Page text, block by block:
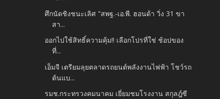
ศึกนัดชิงชนะเลิศ "สพฐ.-เอ.พี. ฮอนด้า วิ่ง 31 ขา
สา...
ออกไปใช้สิทธิ์ความคุ้ม!! เลือกโปรที่ใช่ ช้อปของ
ที่...
เอ็มจี เตรียมลุยตลาดรถยนต์พลังงานไฟฟ้า โชว์รถ
ต้นแบ...
รมช.กระทรวงคมนาคม เยี่ยมชมโรงงาน สกุลฎ์ซี